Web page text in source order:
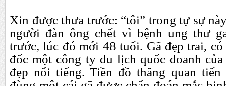
Xin được thưa trước: “tôi” trong tự sự
người đàn ông chết vì bệnh ung thư
trước, lúc đó mới 48 tuổi. Gã đẹp trai,
đốc một công ty du lịch quốc doanh
đẹp nổi tiếng. Tiền đồ thăng quan